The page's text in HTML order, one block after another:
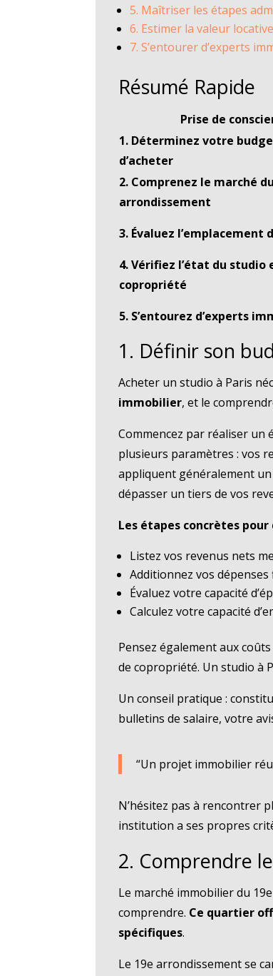
5. Maîtriser les étapes
6. Estimer la valeur
7. S’entourer d’experts
Résumé Rapide
Prise de
1. Déterminez votre
d’acheter
2. Comprenez le marché
arrondissement
3. Évaluez l’emplacement
4. Vérifiez l’état du studio
copropriété
5. S’entourez d’experts
1. Définir son
Acheter un studio à Paris
immobilier, et le
Commencez par réaliser un
plusieurs paramètres : vos
appliquent généralement un
dépasser un tiers de vos
Les étapes concrètes
Listez vos revenus nets
Additionnez vos dépenses
Évaluez votre capacité
Calculez votre capacité
Pensez également aux
de copropriété. Un studio à
Un conseil pratique :
bulletins de salaire, votre
“Un projet immobilier
N’hésitez pas à rencontrer
institution a ses propres
2. Comprendre
Le marché immobilier du
comprendre. Ce quartier
spécifiques.
Le 19e arrondissement se